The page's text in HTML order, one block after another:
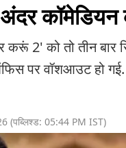
कॉमेडियन
करूं 2' को तो तीन बार
पर वॉशआउट हो गई.
(पब्लिश्ड: 05:44 PM IST)